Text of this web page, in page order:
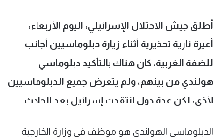
أطلق جيش الاحتلال الإسرائيلي، اليوم الأربعاء،
أعيرة نارية تحذيرية أثناء زيارة دبلوماسيين أجانب
للضفة الغربية، كان هناك بالتأكيد دبلوماسي
هولندي من بينهم، ولم يتعرض جميع الدبلوماسيين
لأذى، لكن عدة دول انتقدت إسرائيل بعد الحادث.
الدبلوماسي الهولندي هو موظف في وزارة الخارجية